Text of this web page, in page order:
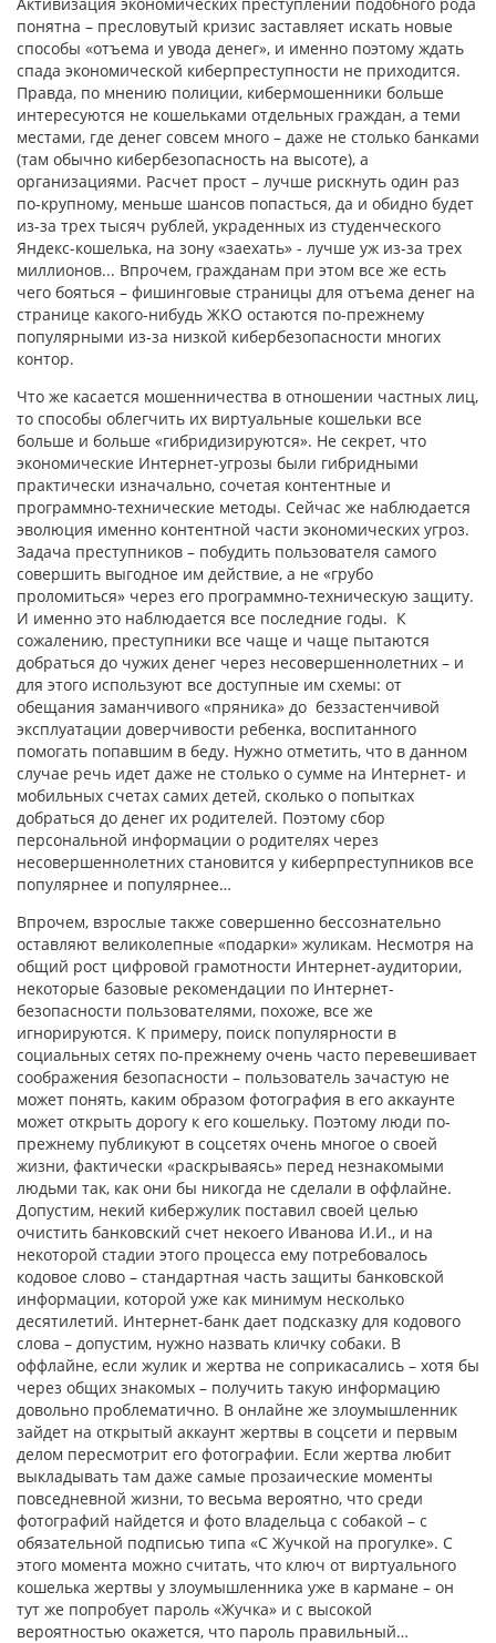
понятна – пресловутый кризис заставляет искать новые
способы «отъема и увода денег», и именно поэтому ждать
спада экономической киберпреступности не приходится.
Правда, по мнению полиции, кибермошенники больше
интересуются не кошельками отдельных граждан, а теми
местами, где денег совсем много – даже не столько банками
(там обычно кибербезопасность на высоте), а
организациями. Расчет прост – лучше рискнуть один раз
по-крупному, меньше шансов попасться, да и обидно будет
из-за трех тысяч рублей, украденных из студенческого
Яндекс-кошелька, на зону «заехать» - лучше уж из-за трех
миллионов... Впрочем, гражданам при этом все же есть
чего бояться – фишинговые страницы для отъема денег на
странице какого-нибудь ЖКО остаются по-прежнему
популярными из-за низкой кибербезопасности многих
контор.
Что же касается мошенничества в отношении частных лиц,
то способы облегчить их виртуальные кошельки все
больше и больше «гибридизируются». Не секрет, что
экономические Интернет-угрозы были гибридными
практически изначально, сочетая контентные и
программно-технические методы. Сейчас же наблюдается
эволюция именно контентной части экономических угроз.
Задача преступников – побудить пользователя самого
совершить выгодное им действие, а не «грубо
проломиться» через его программно-техническую защиту.
И именно это наблюдается все последние годы. К
сожалению, преступники все чаще и чаще пытаются
добраться до чужих денег через несовершеннолетних – и
для этого используют все доступные им схемы: от
обещания заманчивого «пряника» до беззастенчивой
эксплуатации доверчивости ребенка, воспитанного
помогать попавшим в беду. Нужно отметить, что в данном
случае речь идет даже не столько о сумме на Интернет- и
мобильных счетах самих детей, сколько о попытках
добраться до денег их родителей. Поэтому сбор
персональной информации о родителях через
несовершеннолетних становится у киберпреступников все
популярнее и популярнее…
Впрочем, взрослые также совершенно бессознательно
оставляют великолепные «подарки» жуликам. Несмотря на
общий рост цифровой грамотности Интернет-аудитории,
некоторые базовые рекомендации по Интернет-
безопасности пользователями, похоже, все же
игнорируются. К примеру, поиск популярности в
социальных сетях по-прежнему очень часто перевешивает
соображения безопасности – пользователь зачастую не
может понять, каким образом фотография в его аккаунте
может открыть дорогу к его кошельку. Поэтому люди по-
прежнему публикуют в соцсетях очень многое о своей
жизни, фактически «раскрываясь» перед незнакомыми
людьми так, как они бы никогда не сделали в оффлайне.
Допустим, некий кибержулик поставил своей целью
очистить банковский счет некоего Иванова И.И., и на
некоторой стадии этого процесса ему потребовалось
кодовое слово – стандартная часть защиты банковской
информации, которой уже как минимум несколько
десятилетий. Интернет-банк дает подсказку для кодового
слова – допустим, нужно назвать кличку собаки. В
оффлайне, если жулик и жертва не соприкасались – хотя бы
через общих знакомых – получить такую информацию
довольно проблематично. В онлайне же злоумышленник
зайдет на открытый аккаунт жертвы в соцсети и первым
делом пересмотрит его фотографии. Если жертва любит
выкладывать там даже самые прозаические моменты
повседневной жизни, то весьма вероятно, что среди
фотографий найдется и фото владельца с собакой – с
обязательной подписью типа «С Жучкой на прогулке». С
этого момента можно считать, что ключ от виртуального
кошелька жертвы у злоумышленника уже в кармане – он
тут же попробует пароль «Жучка» и с высокой
вероятностью окажется, что пароль правильный…